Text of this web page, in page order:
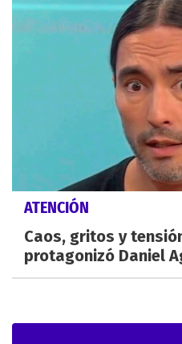
ATENCIÓN
Caos, gritos y
protagonizó Daniel